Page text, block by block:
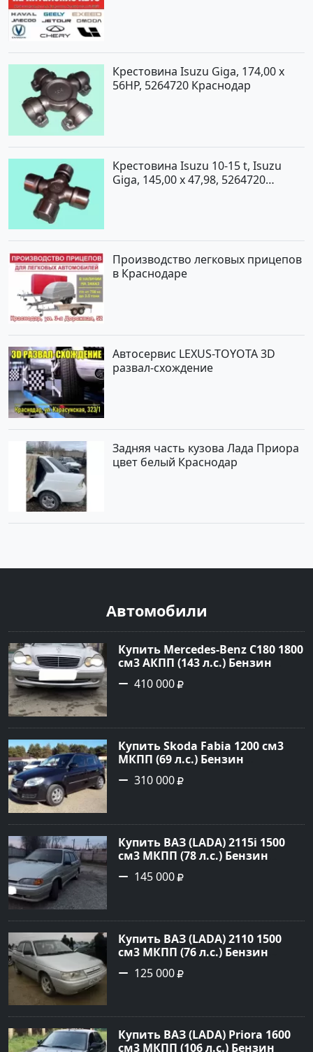
Крестовина Isuzu Giga, 174,00 x
56HP, 5264720 Краснодар
Крестовина Isuzu 10-15 t, Isuzu
Giga, 145,00 x 47,98, 5264720
Производство легковых прицепов
в Краснодаре
Автосервис LEXUS-TOYOTA 3D
развал-схождение
Задняя часть кузова Лада Приора
цвет белый Краснодар
Автомобили
Купить Mercedes-Benz C180 1800
см3 АКПП (143 л.с.) Бензин
инжектор в Тимашевск : цвет
Серебряный Седан 2006 года по
Авторынок23
410 000
Купить Skoda Fabia 1200 см3
МКПП (69 л.с.) Бензин
инжектор в Кропоткин: цвет
черный Хетчбэк 2010 года по
Авторынок23
310 000
Купить ВАЗ (LADA) 2115i 1500
см3 МКПП (78 л.с.) Бензин
инжектор в Брюховецкая: цвет
Золотой Седан 2003 года по
Авторынок23
145 000
Купить ВАЗ (LADA) 2110 1500
см3 МКПП (76 л.с.) Бензин
инжектор в Новороссийск:
цвет белый Седан 2004 года по
Авторынок23
125 000
Купить ВАЗ (LADA) Priora 1600
см3 МКПП (106 л.с.) Бензин